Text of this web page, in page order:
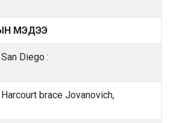
МЭДЭЭ
San Diego :
Harcourt brace Jovanovich,